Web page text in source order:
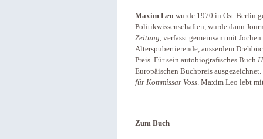
Maxim Leo wurde 1970 in Ost-Berlin
Politikwissenschaften, wurde dann
Zeitung, verfasst gemeinsam mit
Alterspubertierende, ausserdem
Preis. Für sein autobiografisches Buch
Europäischen Buchpreis
für Kommissar Voss. Maxim Leo lebt
Zum Buch